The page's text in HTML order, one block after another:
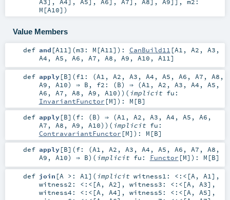
A3], A4], A5], A6], A7], A8], A9]] , m2:
M [A10] )
Value Members
def and [A11 ] (m3: M [A11 ] ) : CanBuild11 [A1 , A2 , A3 ,
A4 , A5 , A6 , A7 , A8 , A9 , A10 , A11 ]
def apply[B] (f1: (A1 , A2 , A3 , A4 , A5 , A6 , A7 , A8 ,
A9 , A10) ⇒ B , f2: (B) ⇒ (A1 , A2 , A3 , A4 , A5 ,
A6 , A7 , A8 , A9 , A10) ) ( implicit fu:
InvariantFunctor [M] ) : M [B]
def apply[B] (f: (B) ⇒ (A1 , A2 , A3 , A4 , A5 , A6 ,
A7 , A8 , A9 , A10) ) ( implicit fu:
ContravariantFunctor [M] ) : M [B]
def apply[B] (f: (A1 , A2 , A3 , A4 , A5 , A6 , A7 , A8 ,
A9 , A10) ⇒ B) ( implicit fu: Functor [M] ) : M [B]
def join [A >: A1 ] ( implicit witness1: <:< [A , A1 ] ,
witness2: <:< [A , A2] , witness3: <:< [A , A3] ,
witness4: <:< [A , A4] , witness5: <:< [A , A5] ,